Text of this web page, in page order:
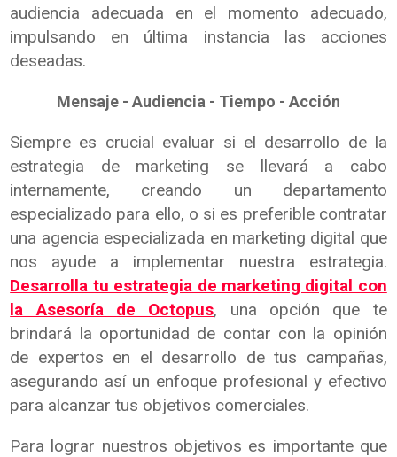
audiencia adecuada en el momento adecuado,
impulsando en última instancia las acciones
deseadas.
Mensaje - Audiencia - Tiempo - Acción
Siempre es crucial evaluar si el desarrollo de la
estrategia de marketing se llevará a cabo
internamente, creando un departamento
especializado para ello, o si es preferible contratar
una agencia especializada en marketing digital que
nos ayude a implementar nuestra estrategia.
Desarrolla tu estrategia de marketing digital con
la Asesoría de Octopus, una opción que te
brindará la oportunidad de contar con la opinión
de expertos en el desarrollo de tus campañas,
asegurando así un enfoque profesional y efectivo
para alcanzar tus objetivos comerciales.
Para lograr nuestros objetivos es importante que